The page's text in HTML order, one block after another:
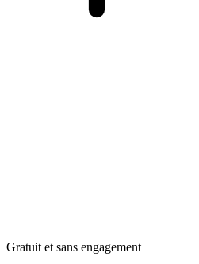
Gratuit et sans engagement